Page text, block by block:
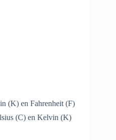
(K) en Fahrenheit (F)
(C) en Kelvin (K)